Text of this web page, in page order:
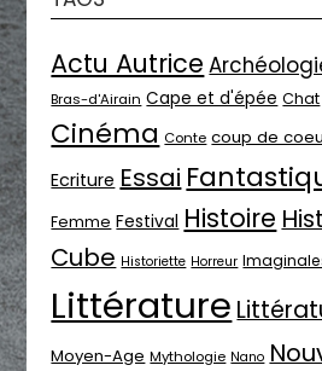
Actu Autrice
Bras-d'Airain Cape et d'épée Chat
Cinéma Conte coup de
Ecriture Essai
Femme Festival Histoire
Cube Historiette Horreur
Littérature
Moyen-Age Mythologie Nano